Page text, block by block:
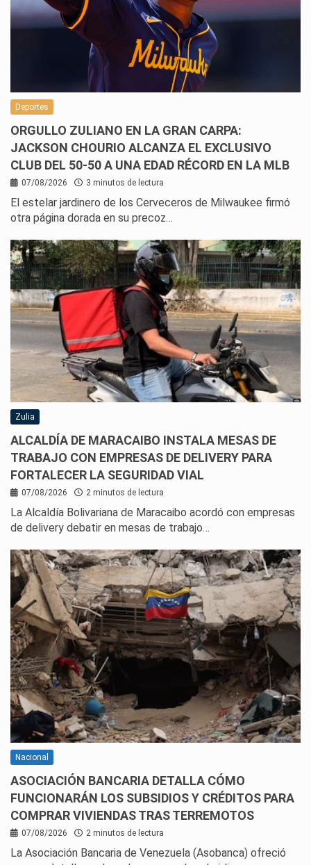
Deportes
ORGULLO ZULIANO EN LA GRAN CARPA:
JACKSON CHOURIO ALCANZA EL EXCLUSIVO
CLUB DEL 50-50 A UNA EDAD RÉCORD EN LA MLB
07/08/2026 3 minutos de lectura
El estelar jardinero de los Cerveceros de Milwaukee firmó
otra página dorada en su precoz…
Zulia
ALCALDÍA DE MARACAIBO INSTALA MESAS DE
TRABAJO CON EMPRESAS DE DELIVERY PARA
FORTALECER LA SEGURIDAD VIAL
07/08/2026 2 minutos de lectura
La Alcaldía Bolivariana de Maracaibo acordó con empresas
de delivery debatir en mesas de trabajo…
Nacional
ASOCIACIÓN BANCARIA DETALLA CÓMO
FUNCIONARÁN LOS SUBSIDIOS Y CRÉDITOS PARA
COMPRAR VIVIENDAS TRAS TERREMOTOS
07/08/2026 2 minutos de lectura
La Asociación Bancaria de Venezuela (Asobanca) ofreció